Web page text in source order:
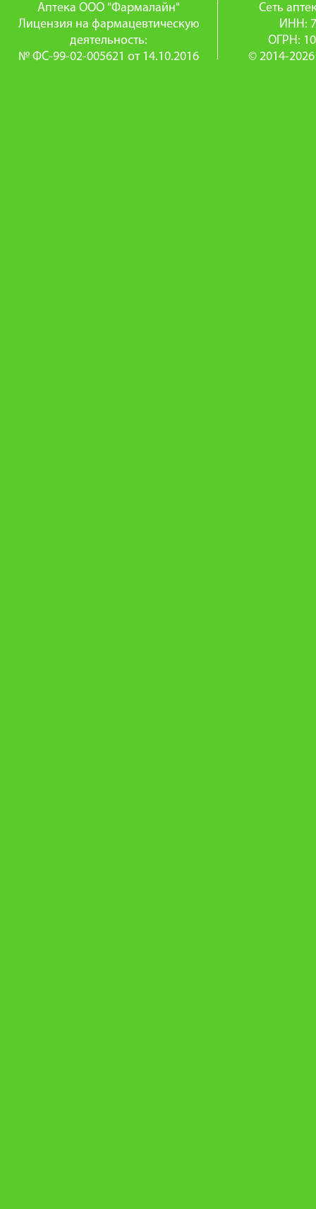
Аптека ООО "Фармалайн"
Лицензия на фармацевтическую
деятельность:
№ ФС-99-02-005621 от 14.10.2016
Сеть
ИНН:
ОГРН:
© 2014-